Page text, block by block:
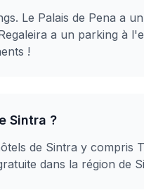
Le Palais de Pena a
a un parking à
!
Sintra ?
de Sintra y compris
dans la région de